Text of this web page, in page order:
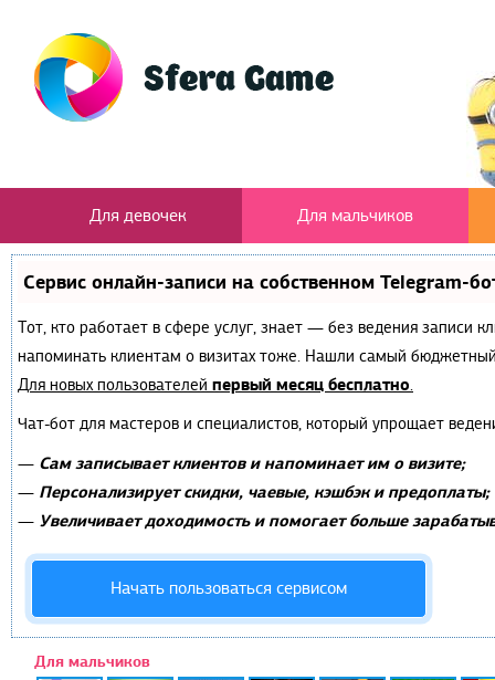
Для девочек Для мальчиков
Сервис онлайн-записи на собственном Telegram-
Тот, кто работает в сфере услуг, знает — без ведения записи
напоминать клиентам о визитах тоже. Нашли самый
Для новых пользователей первый месяц бесплатно.
Чат-бот для мастеров и специалистов, который упрощает
— Сам записывает клиентов и напоминает им о визите;
— Персонализирует скидки, чаевые, кэшбэк и предоплаты;
— Увеличивает доходимость и помогает больше
Начать пользоваться сервисом
Для мальчиков